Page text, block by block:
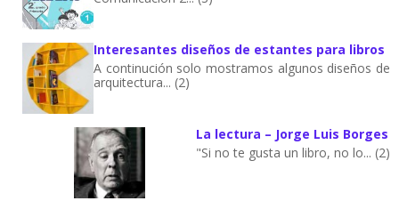
Interesantes diseños de estantes para libros
A continución solo mostramos algunos diseños de
arquitectura... (2)
La lectura – Jorge Luis Borges
"Si no te gusta un libro, no lo... (2)